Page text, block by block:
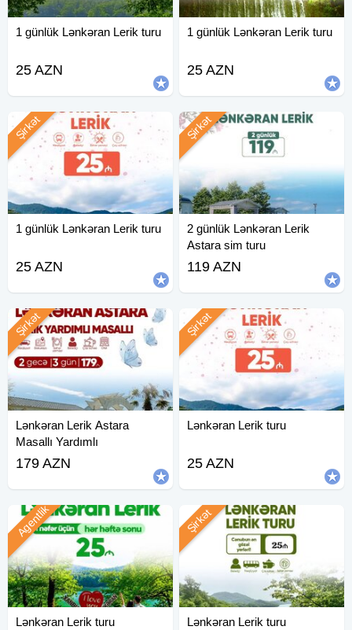
1 günlük Lənkəran Lerik turu
25 AZN
1 günlük Lənkəran Lerik turu
25 AZN
1 günlük Lənkəran Lerik turu
Şirkət
25 AZN
2 günlük Lənkəran Lerik
Astara sim turu
Şirkət
119 AZN
Lənkəran Lerik Astara
Masallı Yardımlı
Şirkət
179 AZN
Lənkəran Lerik turu
Şirkət
25 AZN
Lənkəran Lerik turu
Agentlik
Lənkəran Lerik turu
Şirkət